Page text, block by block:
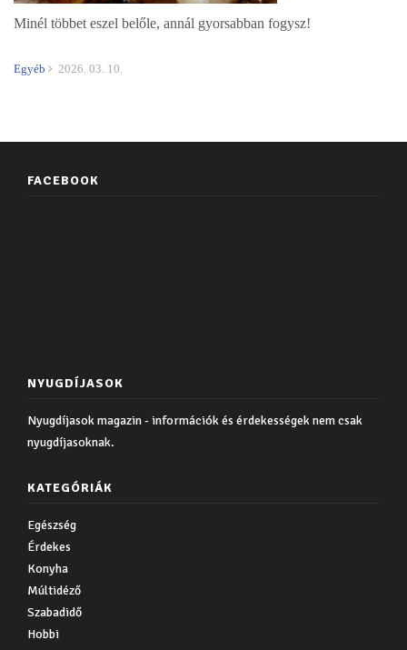
Minél többet eszel belőle, annál gyorsabban fogysz!
Egyéb 2026. 03. 10.
FACEBOOK
NYUGDÍJASOK
Nyugdíjasok magazin - információk és érdekességek nem csak
nyugdíjasoknak.
KATEGÓRIÁK
Egészség
Érdekes
Konyha
Múltidéző
Szabadidő
Hobbi